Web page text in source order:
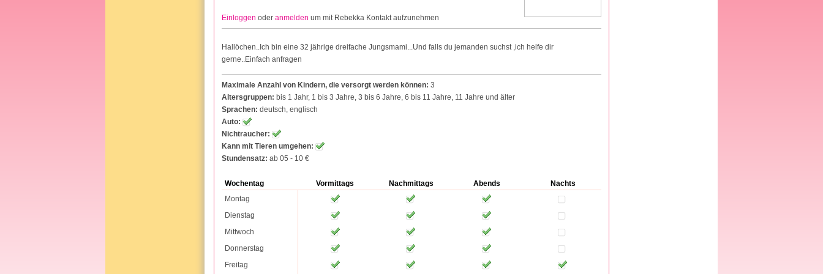
Einloggen oder anmelden um mit Rebekka Kontakt aufzunehmen
Hallöchen..Ich bin eine 32 jährige dreifache Jungsmami...Und falls du jemanden suchst ,ich helfe dir
gerne..Einfach anfragen
Maximale Anzahl von Kindern, die versorgt werden können: 3
Altersgruppen: bis 1 Jahr, 1 bis 3 Jahre, 3 bis 6 Jahre, 6 bis 11 Jahre, 11 Jahre und älter
Sprachen: deutsch, englisch
Auto:
Nichtraucher:
Kann mit Tieren umgehen:
Stundensatz: ab 05 - 10 €
Wochentag Vormittags Nachmittags Abends
Nachts
Montag
Dienstag
Mittwoch
Donnerstag
Freitag